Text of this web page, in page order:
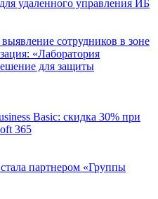
удаленного управления ИБ
сотрудников в зоне
«Лаборатория
для защиты
Basic: скидка 30% при
365
партнером «Группы